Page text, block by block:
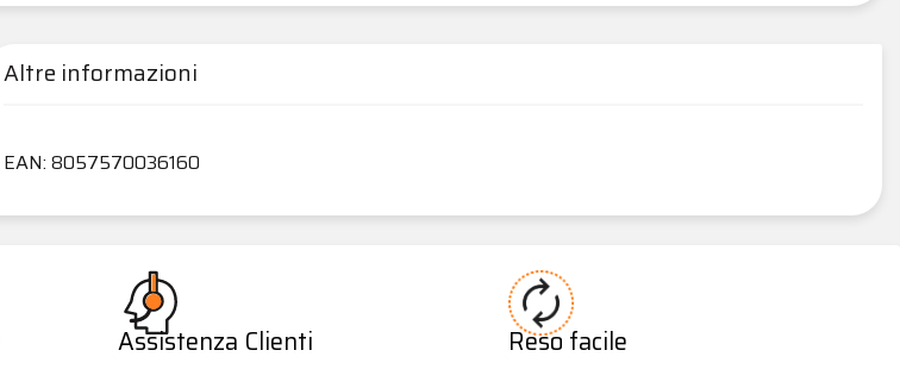
Altre informazioni
EAN: 8057570036160
Assistenza Clienti Reso facile